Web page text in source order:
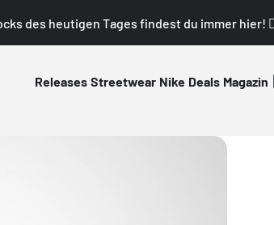
des heutigen Tages findest du immer hier!
Releases Streetwear Nike Deals Magazin